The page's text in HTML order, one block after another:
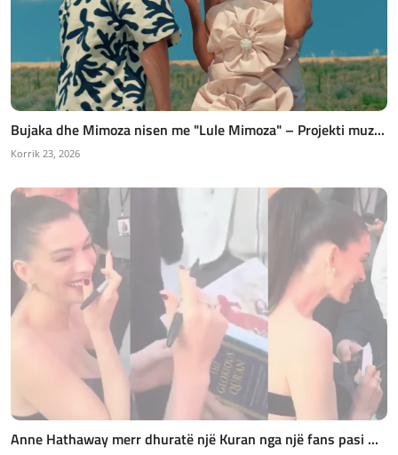
Bujaka dhe Mimoza nisen me "Lule Mimoza" – Projekti muz...
Korrik 23, 2026
Anne Hathaway merr dhuratë një Kuran nga një fans pasi ...